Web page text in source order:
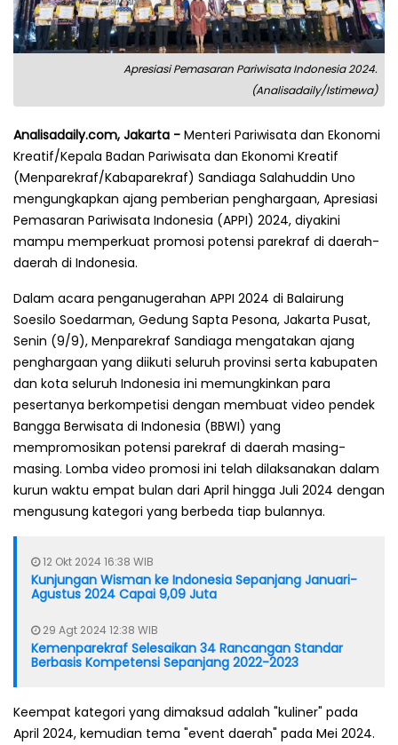
Apresiasi Pemasaran Pariwisata Indonesia 2024.
(Analisadaily/Istimewa)
Analisadaily.com, Jakarta - Menteri Pariwisata dan Ekonomi
Kreatif/Kepala Badan Pariwisata dan Ekonomi Kreatif
(Menparekraf/Kabaparekraf) Sandiaga Salahuddin Uno
mengungkapkan ajang pemberian penghargaan, Apresiasi
Pemasaran Pariwisata Indonesia (APPI) 2024, diyakini
mampu memperkuat promosi potensi parekraf di daerah-
daerah di Indonesia.
Dalam acara penganugerahan APPI 2024 di Balairung
Soesilo Soedarman, Gedung Sapta Pesona, Jakarta Pusat,
Senin (9/9), Menparekraf Sandiaga mengatakan ajang
penghargaan yang diikuti seluruh provinsi serta kabupaten
dan kota seluruh Indonesia ini memungkinkan para
pesertanya berkompetisi dengan membuat video pendek
Bangga Berwisata di Indonesia (BBWI) yang
mempromosikan potensi parekraf di daerah masing-
masing. Lomba video promosi ini telah dilaksanakan dalam
kurun waktu empat bulan dari April hingga Juli 2024 dengan
mengusung kategori yang berbeda tiap bulannya.
12 Okt 2024 16:38 WIB
Kunjungan Wisman ke Indonesia Sepanjang Januari-
Agustus 2024 Capai 9,09 Juta
29 Agt 2024 12:38 WIB
Kemenparekraf Selesaikan 34 Rancangan Standar
Berbasis Kompetensi Sepanjang 2022-2023
Keempat kategori yang dimaksud adalah "kuliner" pada
April 2024, kemudian tema "event daerah" pada Mei 2024.